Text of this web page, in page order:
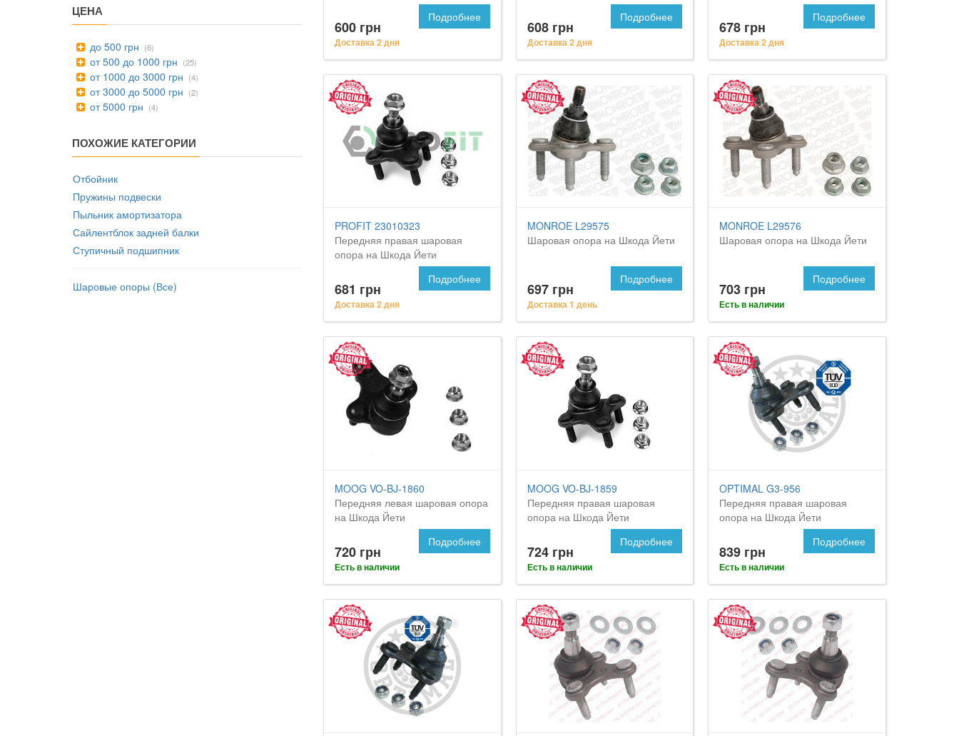
ЦЕНА
до 500 грн (6)
от 500 до 1000 грн (25)
от 1000 до 3000 грн (4)
от 3000 до 5000 грн (2)
от 5000 грн (4)
ПОХОЖИЕ КАТЕГОРИИ
Отбойник
Пружины подвески
Пыльник амортизатора
Сайлентблок задней балки
Ступичный подшипник
Шаровые опоры (Все)
600 грн
Доставка 2 дня
Подробнее
608 грн
Доставка 2 дня
Подробнее
678 грн
Доставка 2 дня
Подробнее
PROFIT 23010323
Передняя правая шаровая
опора на Шкода Йети
681 грн
Доставка 2 дня
Подробнее
MONROE L29575
Шаровая опора на Шкода Йети
697 грн
Доставка 1 день
Подробнее
MONROE L29576
Шаровая опора на Шкода Йети
703 грн
Есть в наличии
Подробнее
MOOG VO-BJ-1860
Передняя левая шаровая опора
на Шкода Йети
720 грн
Есть в наличии
Подробнее
MOOG VO-BJ-1859
Передняя правая шаровая
опора на Шкода Йети
724 грн
Есть в наличии
Подробнее
OPTIMAL G3-956
Передняя правая шаровая
опора на Шкода Йети
839 грн
Есть в наличии
Подробнее